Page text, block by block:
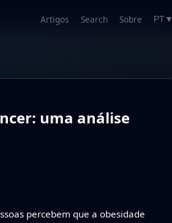
Artigos Search Sobre PT ▼
uma análise
percebem que a obesidade